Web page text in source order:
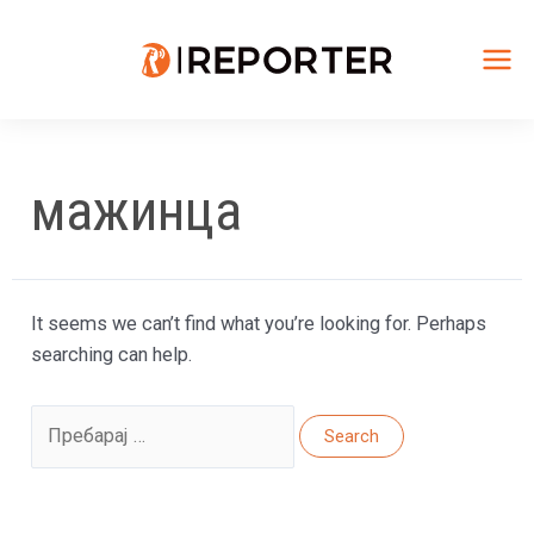
мажинца
It seems we can’t find what you’re looking for. Perhaps
searching can help.